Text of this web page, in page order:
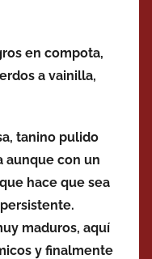
en compota,
a vainilla,
tanino pulido
aunque con un
hace que sea
maduros, aquí
y finalmente